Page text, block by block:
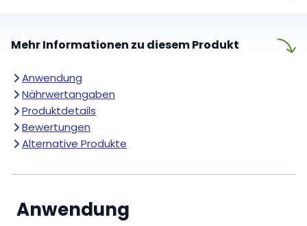
Mehr Informationen zu diesem Produkt
Anwendung
Nährwertangaben
Produktdetails
Bewertungen
Alternative Produkte
Anwendung